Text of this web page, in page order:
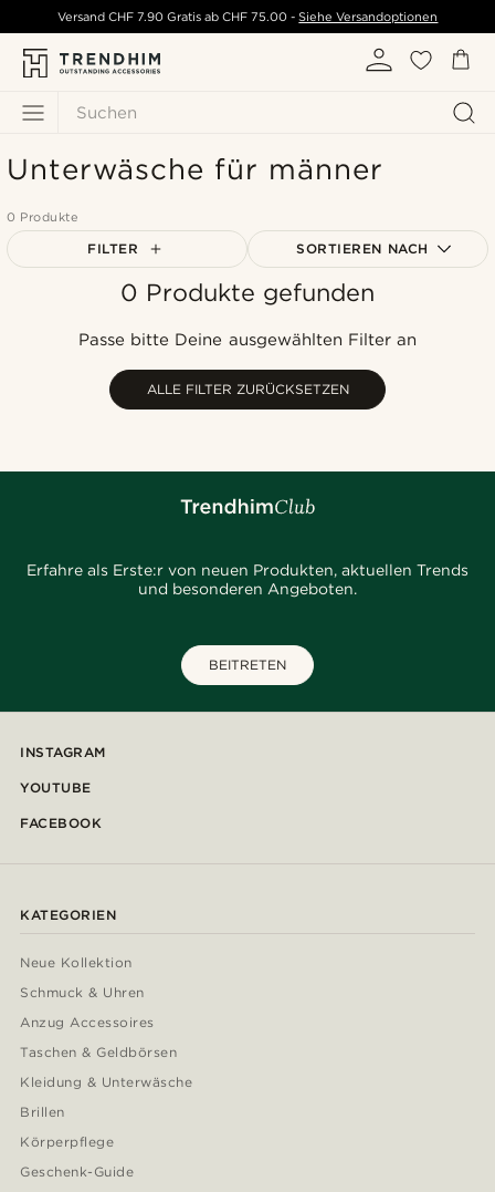
Suchen
Versand CHF 7.90 Gratis ab CHF 75.00 - Siehe Versandoptionen
Unterwäsche für männer
0 Produkte
FILTER SORTIEREN NACH
Am beliebtesten
Höchster Preis
0 Produkte gefunden
Passe bitte Deine ausgewählten Filter an
ALLE FILTER ZURÜCKSETZEN
Erfahre als Erste:r von neuen Produkten, aktuellen Trends
und besonderen Angeboten.
BEITRETEN
INSTAGRAM
YOUTUBE
FACEBOOK
KATEGORIEN
Neue Kollektion
Schmuck & Uhren
Anzug Accessoires
Taschen & Geldbörsen
Kleidung & Unterwäsche
Brillen
Körperpflege
Geschenk-Guide